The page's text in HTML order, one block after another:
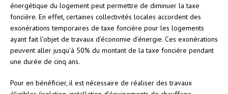
énergétique du logement peut permettre de diminuer la taxe
foncière. En effet, certaines collectivités locales accordent des
exonérations temporaires de taxe foncière pour les logements
ayant fait l’objet de travaux d’économie d’énergie. Ces exonérations
peuvent aller jusqu’à 50% du montant de la taxe foncière pendant
une durée de cinq ans.
Pour en bénéficier, il est nécessaire de réaliser des travaux